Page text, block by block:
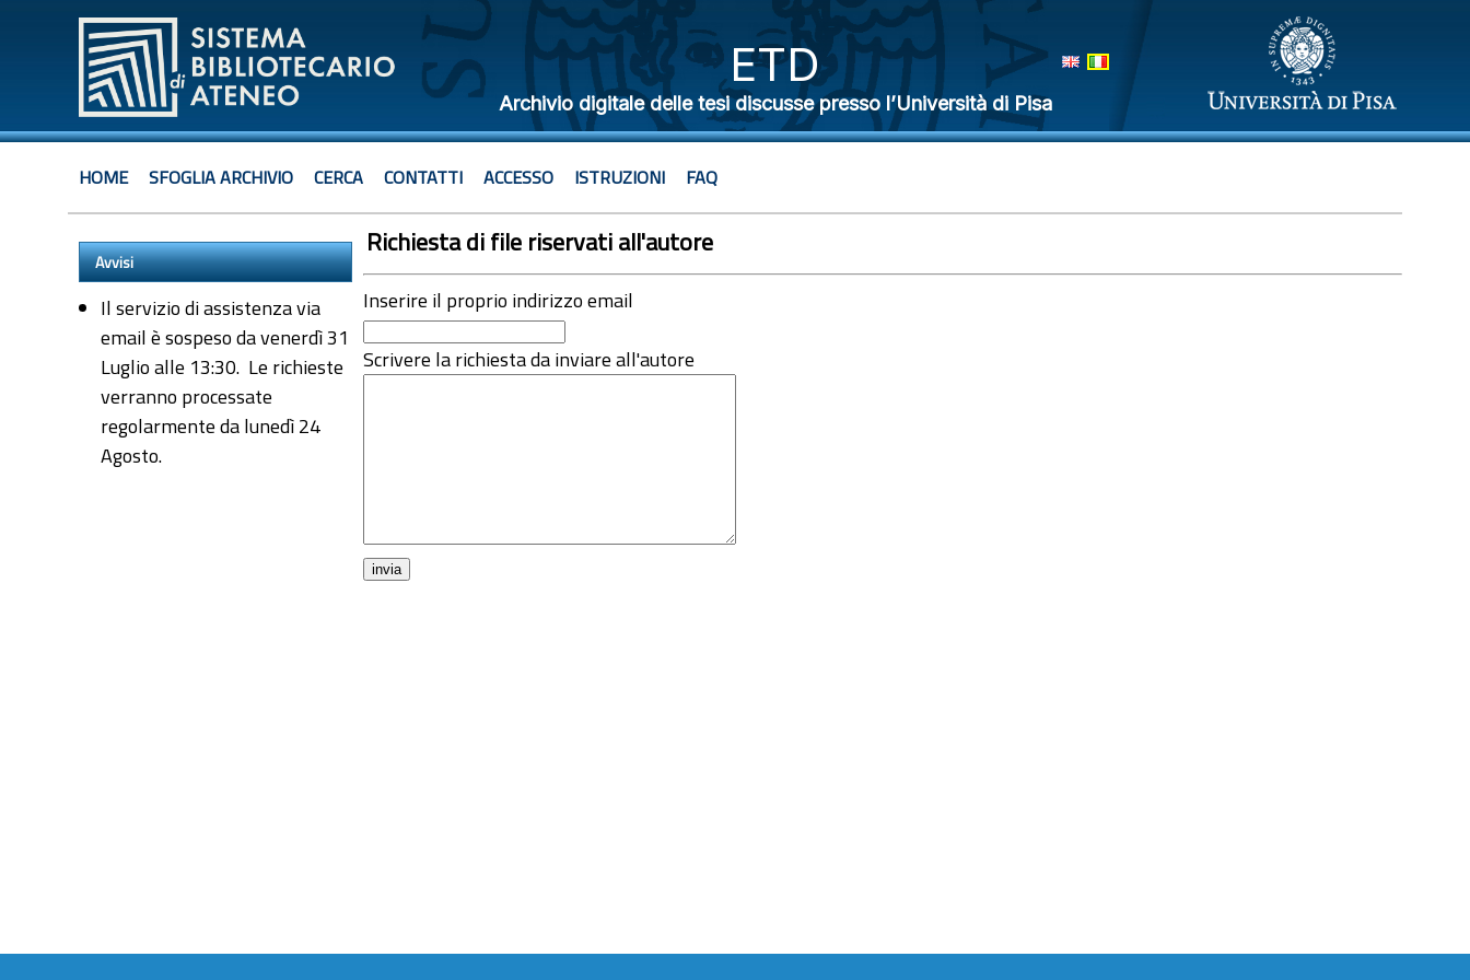
ETD
Archivio digitale delle tesi discusse presso l’Università di Pisa
HOME SFOGLIA ARCHIVIO CERCA CONTATTI ACCESSO ISTRUZIONI FAQ
Avvisi
Il servizio di assistenza via
email è sospeso da venerdì 31
Luglio alle 13:30. Le richieste
verranno processate
regolarmente da lunedì 24
Agosto.
Richiesta di file riservati all'autore
Inserire il proprio indirizzo email
Scrivere la richiesta da inviare all'autore